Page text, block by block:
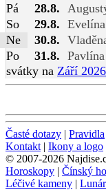
Pá
28.8.
So
29.8. Evelína
Ne
30.8.
Po
31.8. Pavlína
svátky na Září 2026
Časté dotazy | Pravidla
Kontakt | Ikony a logo
© 2007-2026
Horoskopy | Čínský
Léčivé kameny |